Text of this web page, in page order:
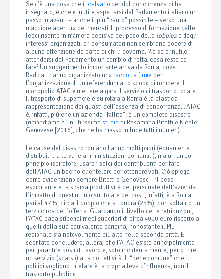
Se c’è una cosa che il calvario del ddl concorrenza ci ha
insegnato, è che è inutile aspettarsi dal Parlamento italiano un
passo in avanti – anche il più “cauto” possibile – verso una
maggiore apertura dei mercati. Il processo di formazione delle
leggi risente in maniera decisiva del peso delle lobbies e degli
interessi organizzati: e i consumatori non sembrano godere di
alcuna attenzione da parte di chi li governa. Ma se è inutile
attendersi dal Parlamento un cambio di rotta, cosa resta da
fare? Un suggerimento importante arriva da Roma, dove i
Radicali hanno organizzato unaraccolta firme per
l’organizzazione di un referendum allo scopo di rompere il
monopolio ATAC e mettere a gara il servizio di trasporto locale.
Il trasporto di superficie e su rotaia a Roma è la plastica
rappresentazione dei guasti dell’assenza di concorrenza: l’ATAC
è, infatti, più che un’azienda “fallita”: è un completo disastro
(rimandiamo a un utilissimo studio di Rosamaria Bitetti e Nicole
Genovese [2016], che ne ha messo in luce tutti i numeri).
Le cause del disastro romano hanno molti padri (equamente
distribuiti tra le varie amministrazioni comunali), ma un unico
principio ispiratore: usare i soldi dei contribuenti per fare
dell’ATAC un bacino clientelare per ottenere voti. Ciò spiega –
come evidenziano sempre Bitetti e Genovese – il peso
esorbitante e la scarsa produttività del personale dell’azienda.
L’impatto di quest’ultimo sul totale dei costi, infatti, è a Roma
pari al 47%, circa il doppio che a Londra (25%), con soltanto un
terzo circa dell’offerta. Guardando il livello delle retribuzioni,
l’ATAC paga stipendi medi superiori di circa 4000 euro rispetto a
quelli della sua equivalente parigina, nonostante il PIL
regionale sia notevolmente più alto nella seconda città. È
scontato concludere, allora, che l’ATAC esiste principalmente
per garantire posti di lavoro e, solo incidentalmente, per offrire
un servizio (scarso) alla collettività. Il “bene comune” che i
politici vogliono tutelare è la propria leva d’influenza, non il
trasporto pubblico.